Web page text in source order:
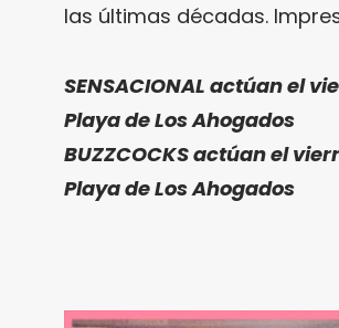
las últimas décadas.
SENSACIONAL actúan el
Playa de Los Ahogados
BUZZCOCKSactúan el
Playa de Los Ahogados